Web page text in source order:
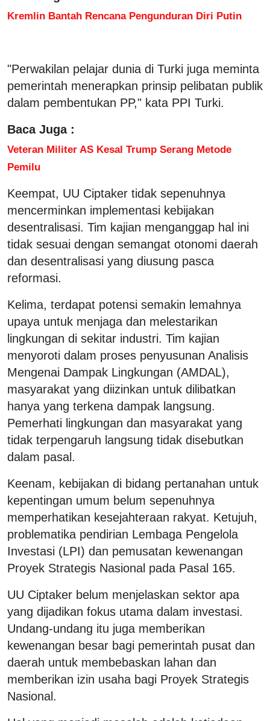
Kremlin Bantah Rencana Pengunduran Diri Putin
"Perwakilan pelajar dunia di Turki juga meminta
pemerintah menerapkan prinsip pelibatan publik
dalam pembentukan PP," kata PPI Turki.
Baca Juga :
Veteran Militer AS Kesal Trump Serang Metode
Pemilu
Keempat, UU Ciptaker tidak sepenuhnya
mencerminkan implementasi kebijakan
desentralisasi. Tim kajian menganggap hal ini
tidak sesuai dengan semangat otonomi daerah
dan desentralisasi yang diusung pasca
reformasi.
Kelima, terdapat potensi semakin lemahnya
upaya untuk menjaga dan melestarikan
lingkungan di sekitar industri. Tim kajian
menyoroti dalam proses penyusunan Analisis
Mengenai Dampak Lingkungan (AMDAL),
masyarakat yang diizinkan untuk dilibatkan
hanya yang terkena dampak langsung.
Pemerhati lingkungan dan masyarakat yang
tidak terpengaruh langsung tidak disebutkan
dalam pasal.
Keenam, kebijakan di bidang pertanahan untuk
kepentingan umum belum sepenuhnya
memperhatikan kesejahteraan rakyat. Ketujuh,
problematika pendirian Lembaga Pengelola
Investasi (LPI) dan pemusatan kewenangan
Proyek Strategis Nasional pada Pasal 165.
UU Ciptaker belum menjelaskan sektor apa
yang dijadikan fokus utama dalam investasi.
Undang-undang itu juga memberikan
kewenangan besar bagi pemerintah pusat dan
daerah untuk membebaskan lahan dan
memberikan izin usaha bagi Proyek Strategis
Nasional.